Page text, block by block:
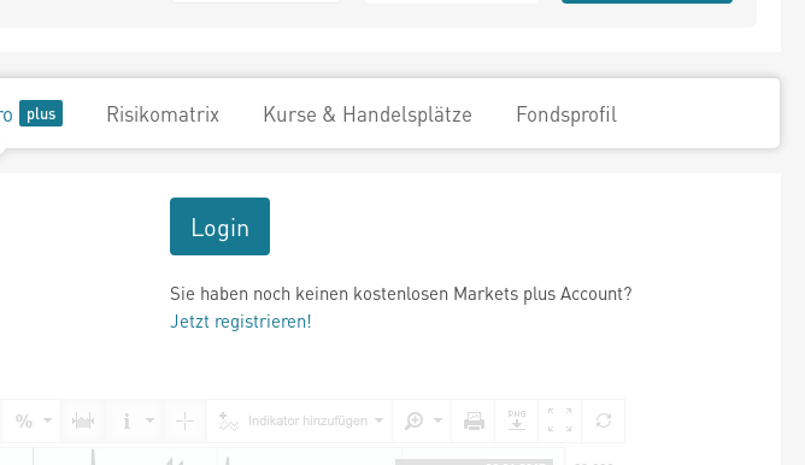
Risikomatrix Kurse & Handelsplätze Fondsprofil
Login
Sie haben noch keinen kostenlosen Markets plus Account?
Jetzt registrieren!